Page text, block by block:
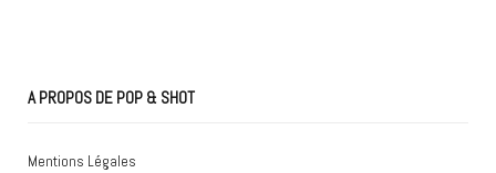
A PROPOS DE POP & SHOT
Mentions Légales